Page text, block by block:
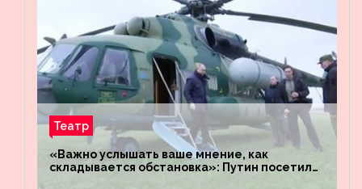
Театр
«Важно услышать ваше мнение, как
складывается обстановка»: Путин посетил